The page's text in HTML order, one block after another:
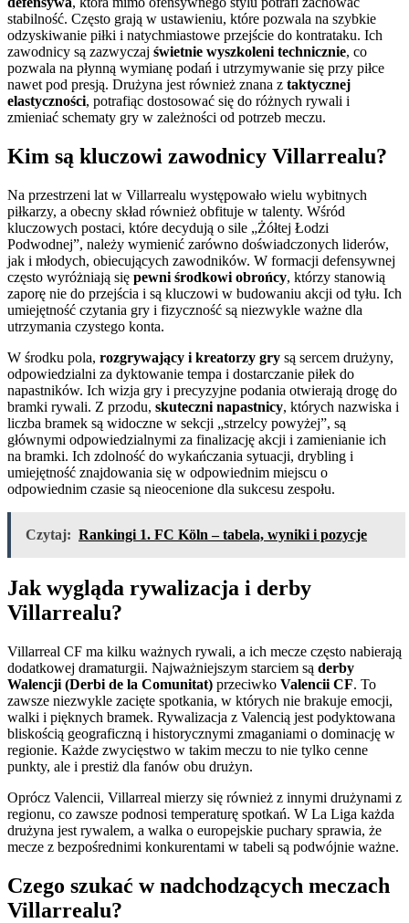
stabilność. Często grają w ustawieniu, które pozwala na szybkie
odzyskiwanie piłki i natychmiastowe przejście do kontrataku. Ich
zawodnicy są zazwyczaj świetnie wyszkoleni technicznie, co
pozwala na płynną wymianę podań i utrzymywanie się przy piłce
nawet pod presją. Drużyna jest również znana z taktycznej
elastyczności, potrafiąc dostosować się do różnych rywali i
zmieniać schematy gry w zależności od potrzeb meczu.
Kim są kluczowi zawodnicy Villarrealu?
Na przestrzeni lat w Villarrealu występowało wielu wybitnych
piłkarzy, a obecny skład również obfituje w talenty. Wśród
kluczowych postaci, które decydują o sile „Żółtej Łodzi
Podwodnej”, należy wymienić zarówno doświadczonych liderów,
jak i młodych, obiecujących zawodników. W formacji defensywnej
często wyróżniają się pewni środkowi obrońcy, którzy stanowią
zaporę nie do przejścia i są kluczowi w budowaniu akcji od tyłu. Ich
umiejętność czytania gry i fizyczność są niezwykle ważne dla
utrzymania czystego konta.
W środku pola, rozgrywający i kreatorzy gry są sercem drużyny,
odpowiedzialni za dyktowanie tempa i dostarczanie piłek do
napastników. Ich wizja gry i precyzyjne podania otwierają drogę do
bramki rywali. Z przodu, skuteczni napastnicy, których nazwiska i
liczba bramek są widoczne w sekcji „strzelcy powyżej”, są
głównymi odpowiedzialnymi za finalizację akcji i zamienianie ich
na bramki. Ich zdolność do wykańczania sytuacji, drybling i
umiejętność znajdowania się w odpowiednim miejscu o
odpowiednim czasie są nieocenione dla sukcesu zespołu.
Czytaj: Rankingi 1. FC Köln – tabela, wyniki i pozycje
Jak wygląda rywalizacja i derby
Villarrealu?
Villarreal CF ma kilku ważnych rywali, a ich mecze często nabierają
dodatkowej dramaturgii. Najważniejszym starciem są derby
Walencji (Derbi de la Comunitat) przeciwko Valencii CF. To
zawsze niezwykle zacięte spotkania, w których nie brakuje emocji,
walki i pięknych bramek. Rywalizacja z Valencią jest podyktowana
bliskością geograficzną i historycznymi zmaganiami o dominację w
regionie. Każde zwycięstwo w takim meczu to nie tylko cenne
punkty, ale i prestiż dla fanów obu drużyn.
Oprócz Valencii, Villarreal mierzy się również z innymi drużynami z
regionu, co zawsze podnosi temperaturę spotkań. W La Liga każda
drużyna jest rywalem, a walka o europejskie puchary sprawia, że
mecze z bezpośrednimi konkurentami w tabeli są podwójnie ważne.
Czego szukać w nadchodzących meczach
Villarrealu?